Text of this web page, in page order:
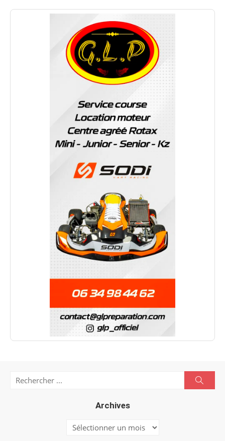
Archives
Archives